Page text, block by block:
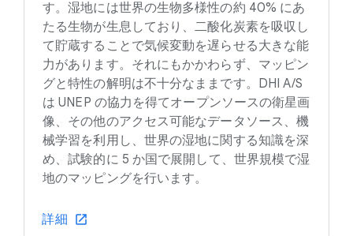
す。湿地には世界の生物多様性の約 40% にあ
たる生物が生息しており、二酸化炭素を吸収し
て貯蔵することで気候変動を遅らせる大きな能
力があります。それにもかかわらず、マッピン
グと特性の解明は不十分なままです。DHI A/S
は UNEP の協力を得てオープンソースの衛星画
像、その他のアクセス可能なデータソース、機
械学習を利用し、世界の湿地に関する知識を深
め、試験的に 5 か国で展開して、世界規模で湿
地のマッピングを行います。
詳細